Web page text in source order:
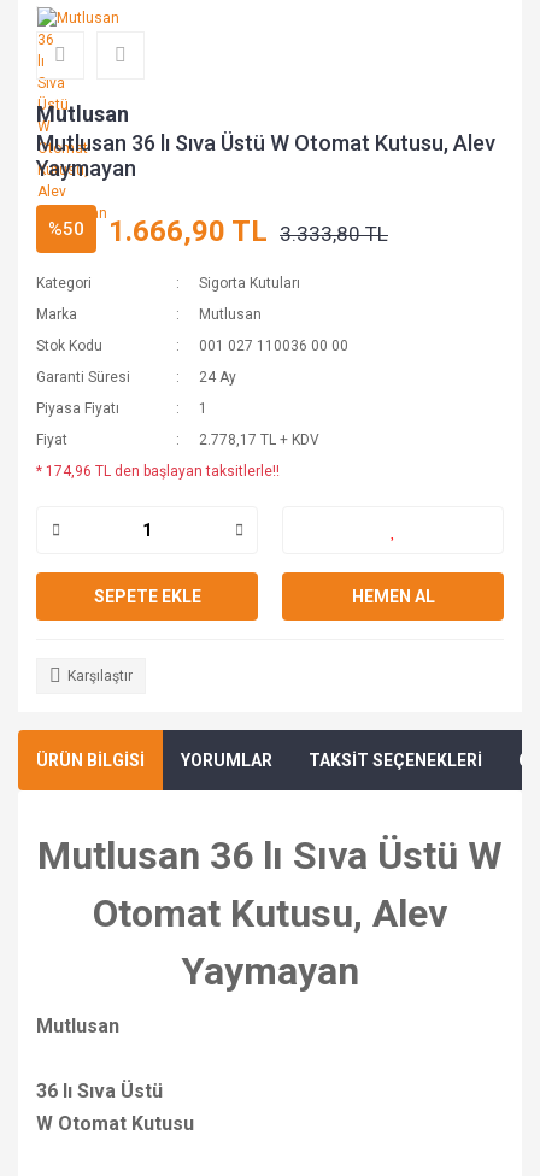
Mutlusan
Mutlusan 36 lı Sıva Üstü W Otomat Kutusu, Alev
Yaymayan
%50 1.666,90 TL 3.333,80 TL
Kategori
Sigorta Kutuları
Marka
Mutlusan
Stok Kodu
001 027 110036 00 00
Garanti Süresi
24 Ay
Piyasa Fiyatı
1
Fiyat
2.778,17 TL + KDV
* 174,96 TL den başlayan taksitlerle!!
SEPETE EKLE HEMEN AL
Karşılaştır
ÜRÜN BİLGİSİ YORUMLAR TAKSİT SEÇENEKLERİ
Mutlusan 36 lı Sıva Üstü W
Otomat Kutusu, Alev
Yaymayan
Mutlusan
36 lı Sıva Üstü
W Otomat Kutusu